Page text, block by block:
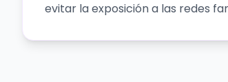
evitar la exposición a las redes